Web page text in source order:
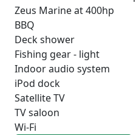
Zeus Marine at 400hp
BBQ
Deck shower
Fishing gear - light
Indoor audio system
iPod dock
Satellite TV
TV saloon
Wi-Fi